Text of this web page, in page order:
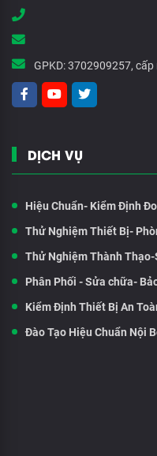
GPKD:3702909257, cấp
DỊCH VỤ
Hiệu Chuẩn- Kiểm Định
Thử Nghiệm Thiết Bị-
Thử Nghiệm Thành Thạo-
Phân Phối - Sửa chữa-
Kiểm Định Thiết Bị An
Đào Tạo Hiệu Chuẩn Nội